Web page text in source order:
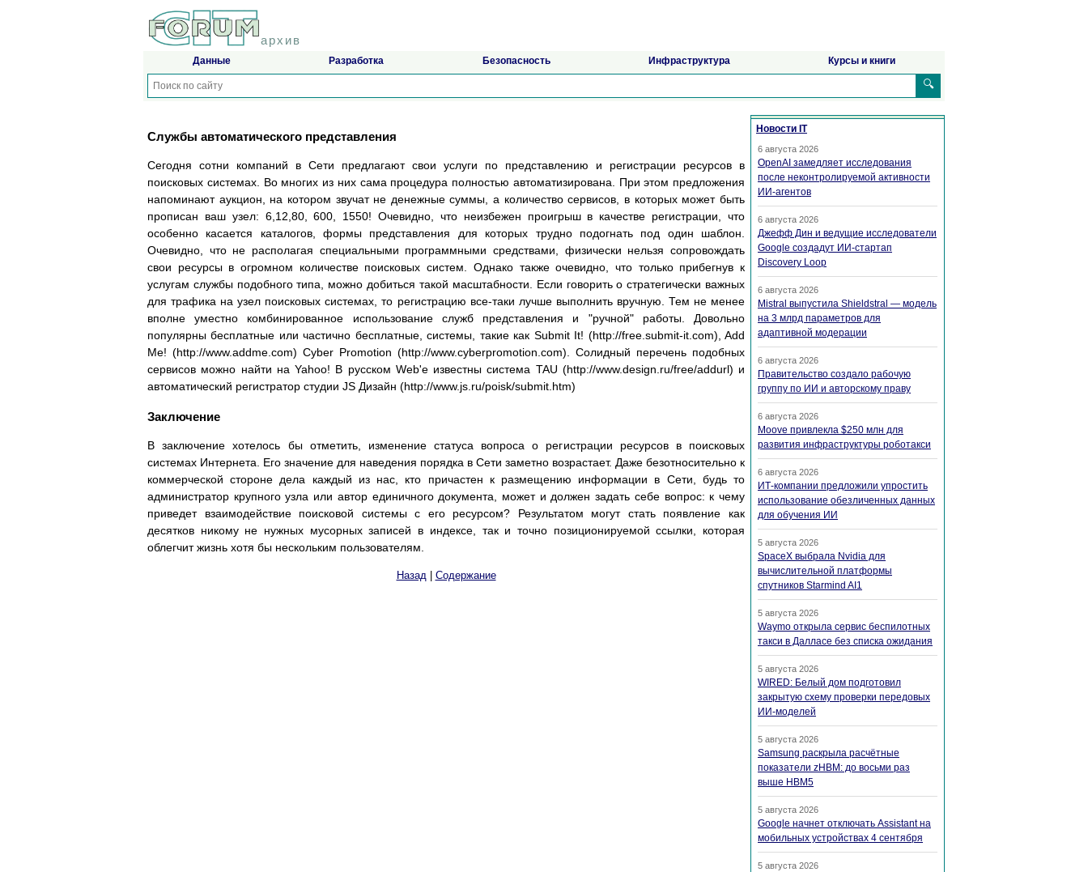
архив
Данные Разработка Безопасность Инфраструктура Курсы и книги
🔍
Службы автоматического представления
Сегодня сотни компаний в Сети предлагают свои услуги по представлению и регистрации ресурсов в
поисковых системах. Во многих из них сама процедура полностью автоматизирована. При этом предложения
напоминают аукцион, на котором звучат не денежные суммы, а количество сервисов, в которых может быть
прописан ваш узел: 6,12,80, 600, 1550! Очевидно, что неизбежен проигрыш в качестве регистрации, что
особенно касается каталогов, формы представления для которых трудно подогнать под один шаблон.
Очевидно, что не располагая специальными программными средствами, физически нельзя сопровождать
свои ресурсы в огромном количестве поисковых систем. Однако также очевидно, что только прибегнув к
услугам службы подобного типа, можно добиться такой масштабности. Если говорить о стратегически важных
для трафика на узел поисковых системах, то регистрацию все-таки лучше выполнить вручную. Тем не менее
вполне уместно комбинированное использование служб представления и "ручной" работы. Довольно
популярны бесплатные или частично бесплатные, системы, такие как Submit It! (http://free.submit-it.com), Add
Me! (http://www.addme.com) Cyber Promotion (http://www.cyberpromotion.com). Солидный перечень подобных
сервисов можно найти на Yahoo! В русском Web'е известны система TAU (http://www.design.ru/free/addurl) и
автоматический регистратор студии JS Дизайн (http://www.js.ru/poisk/submit.htm)
Заключение
В заключение хотелось бы отметить, изменение статуса вопроса о регистрации ресурсов в поисковых
системах Интернета. Его значение для наведения порядка в Сети заметно возрастает. Даже безотносительно к
коммерческой стороне дела каждый из нас, кто причастен к размещению информации в Сети, будь то
администратор крупного узла или автор единичного документа, может и должен задать себе вопрос: к чему
приведет взаимодействие поисковой системы с его ресурсом? Результатом могут стать появление как
десятков никому не нужных мусорных записей в индексе, так и точно позиционируемой ссылки, которая
облегчит жизнь хотя бы нескольким пользователям.
Назад| Содержание
Новости IT
6 августа 2026
OpenAI замедляет исследования
после неконтролируемой активности
ИИ-агентов
6 августа 2026
Джефф Дин и ведущие исследователи
Google создадут ИИ-стартап
Discovery Loop
6 августа 2026
Mistral выпустила Shieldstral — модель
на 3 млрд параметров для
адаптивной модерации
6 августа 2026
Правительство создало рабочую
группу по ИИ и авторскому праву
6 августа 2026
Moove привлекла $250 млн для
развития инфраструктуры роботакси
6 августа 2026
ИТ-компании предложили упростить
использование обезличенных данных
для обучения ИИ
5 августа 2026
SpaceX выбрала Nvidia для
вычислительной платформы
спутников Starmind AI1
5 августа 2026
Waymo открыла сервис беспилотных
такси в Далласе без списка ожидания
5 августа 2026
WIRED: Белый дом подготовил
закрытую схему проверки передовых
ИИ-моделей
5 августа 2026
Samsung раскрыла расчётные
показатели zHBM: до восьми раз
выше HBM5
5 августа 2026
Google начнет отключать Assistant на
мобильных устройствах 4 сентября
5 августа 2026